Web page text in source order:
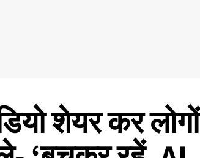
शेयर कर लोगों